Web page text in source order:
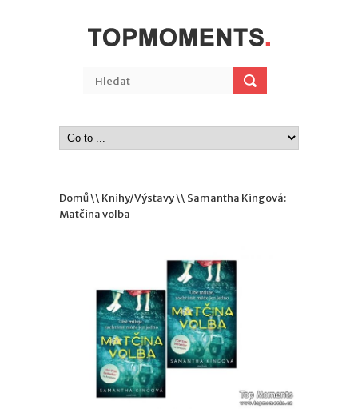
Domů\\ Knihy/Výstavy\\ Samantha Kingová:
Matčina volba